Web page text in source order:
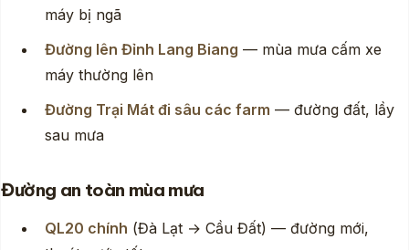
máy bị ngã
Đường lên Đỉnh Lang Biang — mùa mưa cấm xe
máy thường lên
Đường Trại Mát đi sâu các farm — đường đất, lầy
sau mưa
Đường an toàn mùa mưa
QL20 chính (Đà Lạt → Cầu Đất) — đường mới,